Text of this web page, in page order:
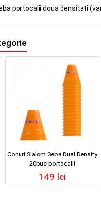
portocalii doua densitati
Conuri Slalom Seba Dual Density
20buc portocalii
149 lei